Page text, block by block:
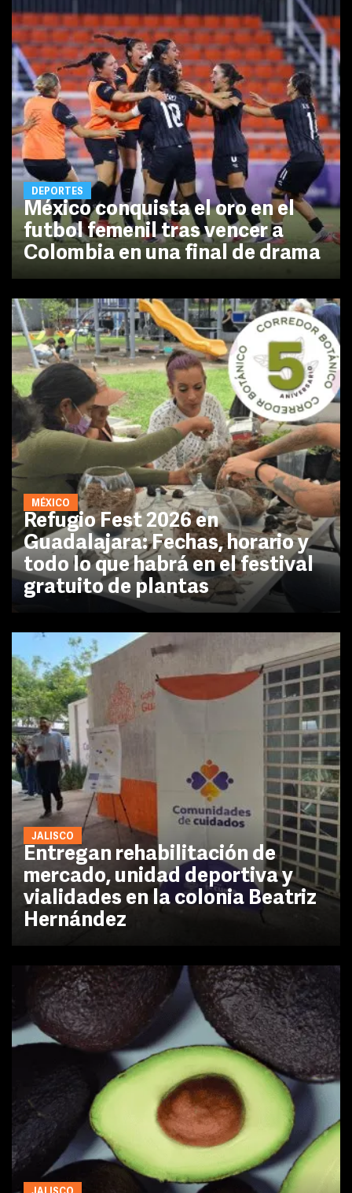
DEPORTES
México conquista el oro en el
futbol femenil tras vencer a
Colombia en una final de drama
MÉXICO
Refugio Fest 2026 en
Guadalajara: Fechas, horario y
todo lo que habrá en el festival
gratuito de plantas
JALISCO
Entregan rehabilitación de
mercado, unidad deportiva y
vialidades en la colonia Beatriz
Hernández